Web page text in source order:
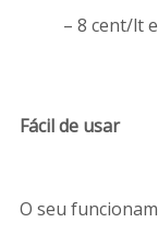
– 8 cent/lt
Fácil de usar
O seu